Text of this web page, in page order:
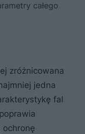
całego
zróżnicowana
jedna
fal
ochronę